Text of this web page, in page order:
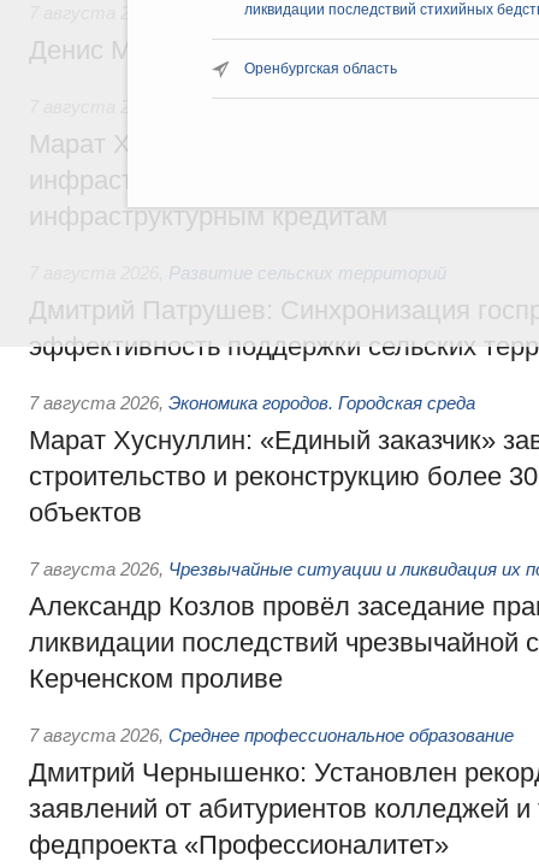
ликвидации последствий стихийных
Оренбургская область
Общие вопросы промышленной политики
Денис Мантуров посетил Ярославскую
Марат Хуснуллин: 15 объектов
инфраструктуры построили и обновили
инфраструктурным кредитам
Развитие сельских территорий
Дмитрий Патрушев: Синхронизация
эффективность поддержки сельских
7 августа 2026, Экономика городов. Городская среда
Марат Хуснуллин: «Единый заказчик»
строительство и реконструкцию более
объектов
7 августа 2026, Чрезвычайные ситуации и ликвидация их
Александр Козлов провёл заседание
ликвидации последствий чрезвычайной
Керченском проливе
7 августа 2026, Среднее профессиональное образование
Дмитрий Чернышенко: Установлен
заявлений от абитуриентов колледжей и
федпроекта «Профессионалитет»